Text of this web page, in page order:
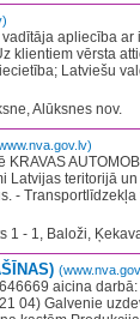
apliecība ar
klientiem vērsta
Latviešu
Alūksnes nov.
Latvijas teritorijā
-
1 - 1, Baloži,
aicina
04) Galvenie